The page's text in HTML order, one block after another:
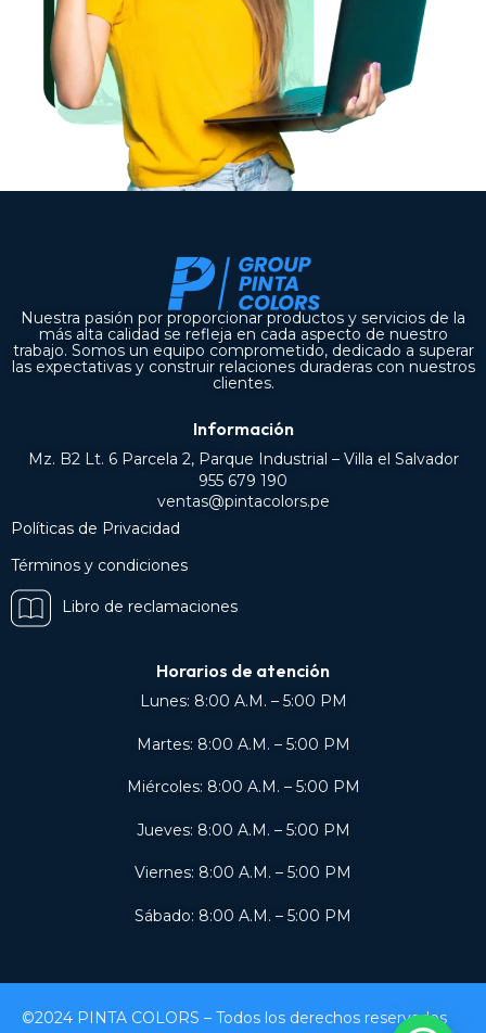
Nuestra pasión por proporcionar productos y servicios de la
más alta calidad se refleja en cada aspecto de nuestro
trabajo. Somos un equipo comprometido, dedicado a superar
las expectativas y construir relaciones duraderas con nuestros
clientes.
Información
Mz. B2 Lt. 6 Parcela 2, Parque Industrial – Villa el Salvador
955 679 190
ventas@pintacolors.pe
Políticas de Privacidad
Términos y condiciones
Libro de reclamaciones
Horarios de atención
Lunes: 8:00 A.M. – 5:00 PM
Martes: 8:00 A.M. – 5:00 PM
Miércoles: 8:00 A.M. – 5:00 PM
Jueves: 8:00 A.M. – 5:00 PM
Viernes: 8:00 A.M. – 5:00 PM
Sábado: 8:00 A.M. – 5:00 PM
©2024 PINTA COLORS – Todos los derechos reservados